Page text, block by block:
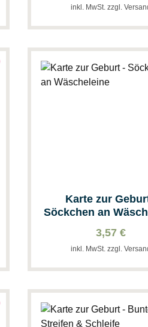
inkl. MwSt. zzgl.
Karte zur
Söckchen an
3,57 €
inkl. MwSt. zzgl.